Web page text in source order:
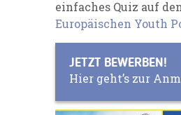
einfaches Quiz auf
Europäischen Youth
JETZT BEWERBEN!
Hier geht’s zur